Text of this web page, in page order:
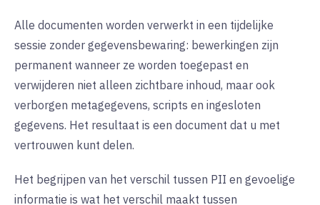
Alle documenten worden verwerkt in een tijdelijke
sessie zonder gegevensbewaring: bewerkingen zijn
permanent wanneer ze worden toegepast en
verwijderen niet alleen zichtbare inhoud, maar ook
verborgen metagegevens, scripts en ingesloten
gegevens. Het resultaat is een document dat u met
vertrouwen kunt delen.
Het begrijpen van het verschil tussen PII en gevoelige
informatie is wat het verschil maakt tussen